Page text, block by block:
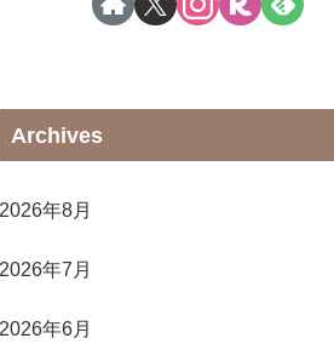
Archives
2026年8月
2026年7月
2026年6月